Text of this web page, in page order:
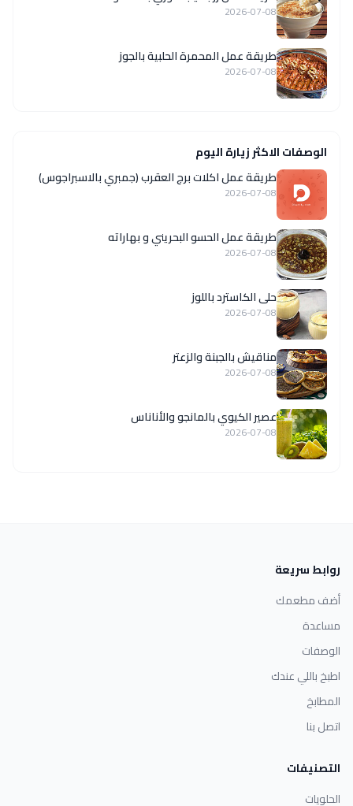
2026-07-08
طريقة عمل المحمرة الحلبية بالجوز
2026-07-08
الوصفات الاكثر زيارة اليوم
طريقة عمل اكلات برج العقرب (جمبري بالاسبراجوس)
2026-07-08
طريقة عمل الحسو البحريني و بهاراته
2026-07-08
حلى الكاسترد باللوز
2026-07-08
مناقيش بالجبنة والزعتر
2026-07-08
عصير الكيوي بالمانجو والأناناس
2026-07-08
روابط سريعة
أضف مطعمك
مساعدة
الوصفات
اطبخ باللي عندك
المطابخ
اتصل بنا
التصنيفات
الحلويات